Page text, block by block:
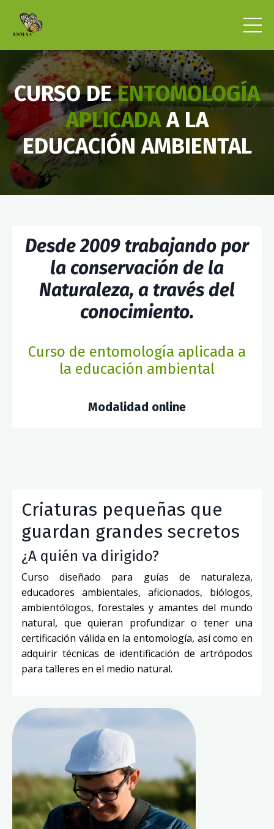
CURSO DEENTOMOLOGÍA
APLICADAA LA
EDUCACIÓN AMBIENTAL
Desde 2009 trabajando por
la conservación de la
Naturaleza, a través del
conocimiento.
Curso de entomología aplicada a
la educación ambiental
Modalidad online
Criaturas pequeñas que
guardan grandes secretos
¿A quién va dirigido?
Curso diseñado para guías de naturaleza,
educadores ambientales, aficionados, biólogos,
ambientólogos, forestales y amantes del mundo
natural, que quieran profundizar o tener una
certificación válida en la entomología, así como en
adquirir técnicas de identificación de artrópodos
para talleres en el medio natural.